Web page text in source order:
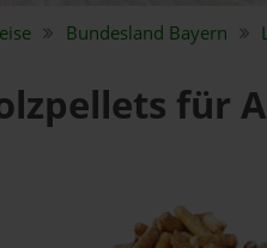
Bundesland Bayern
für